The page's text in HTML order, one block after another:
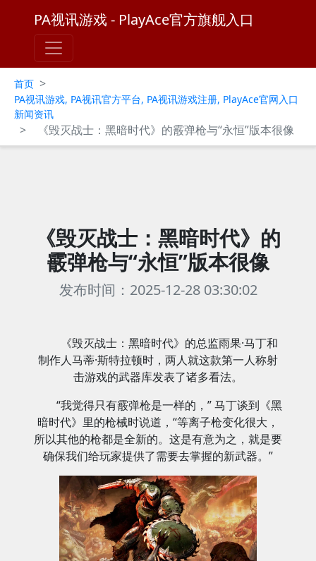
PA视讯游戏 - PlayAce官方旗舰入口
首页 >
PA视讯游戏, PA视讯官方平台, PA视讯游戏注册, PlayAce官网入口
新闻资讯
> 《毁灭战士：黑暗时代》的霰弹枪与“永恒”版本很像
《毁灭战士：黑暗时代》的
霰弹枪与“永恒”版本很像
发布时间：2025-12-28 03:30:02
《毁灭战士：黑暗时代》的总监雨果·马丁和
制作人马蒂·斯特拉顿时，两人就这款第一人称射
击游戏的武器库发表了诸多看法。
“我觉得只有霰弹枪是一样的，” 马丁谈到《黑
暗时代》里的枪械时说道，“等离子枪变化很大，
所以其他的枪都是全新的。这是有意为之，就是要
确保我们给玩家提供了需要去掌握的新武器。”